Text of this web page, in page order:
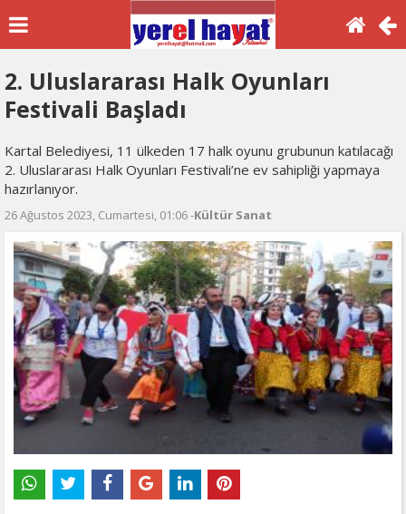
2. Uluslararası Halk Oyunları
Festivali Başladı
Kartal Belediyesi, 11 ülkeden 17 halk oyunu grubunun katılacağı
2. Uluslararası Halk Oyunları Festivali’ne ev sahipliği yapmaya
hazırlanıyor.
26 Ağustos 2023, Cumartesi, 01:06 -Kültür Sanat